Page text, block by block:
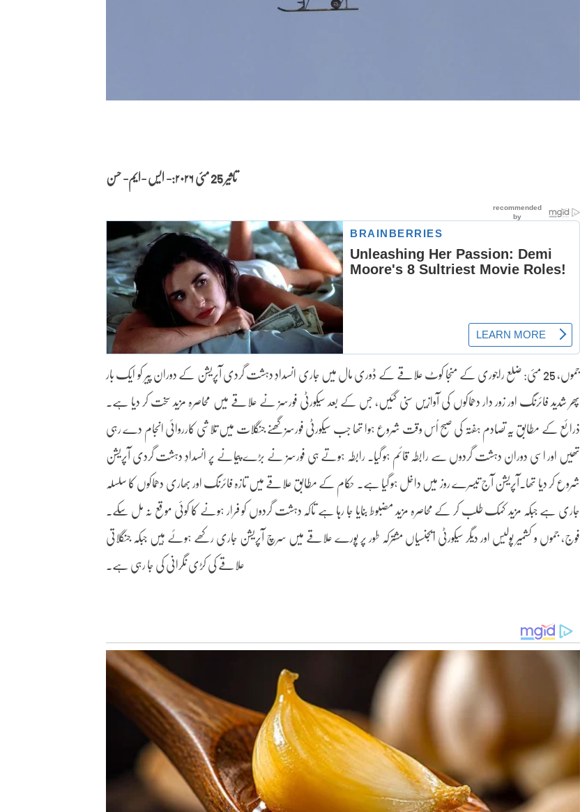
تاثیر 25 مئی ۲۰۲۶:- ایس -ایم- حسن
جموں, 25 مئی: ضلع راجوری کے منجا کوٹ علاقے کے ڈوری مال میں جاری انسدادِ دہشت گردی آپریشن کے دوران پیر کو ایک بار
پھر شدید فائرنگ اور زور دار دھماکوں کی آوازیں سنی گئیں، جس کے بعد سیکورٹی فورسز نے علاقے میں محاصرہ مزید سخت کر دیا ہے۔
ذرائع کے مطابق یہ تصادم ہفتہ کی صبح اُس وقت شروع ہوا تھا جب سیکورٹی فورسز گھنے جنگلات میں تلاشی کارروائی انجام دے رہی
تھیں اور اسی دوران دہشت گردوں سے رابطہ قائم ہو گیا۔ رابطہ ہوتے ہی فورسز نے بڑے پیمانے پر انسدادِ دہشت گردی آپریشن
شروع کر دیا تھا۔آپریشن آج تیسرے روز میں داخل ہو گیا ہے۔ حکام کے مطابق علاقے میں تازہ فائرنگ اور بھاری دھماکوں کا سلسلہ
جاری ہے جبکہ مزید کمک طلب کر کے محاصرہ مزید مضبوط بنایا جا رہا ہے تاکہ دہشت گردوں کو فرار ہونے کا کوئی موقع نہ مل سکے۔
فوج، جموں و کشمیر پولیس اور دیگر سیکورٹی ایجنسیاں مشترکہ طور پر پورے علاقے میں سرچ آپریشن جاری رکھے ہوئے ہیں جبکہ جنگلاتی
علاقے کی کڑی نگرانی کی جا رہی ہے۔